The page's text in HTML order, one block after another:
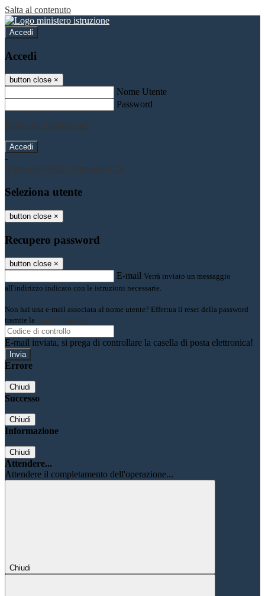
Salta al contenuto
Accedi
Accedi
button close ×
Nome Utente
Password
Password dimenticata?
-
Entra con SPID
Entra con CIE
Seleziona utente
button close ×
Recupero password
button close ×
E-mail Verrà inviato un messaggio
all'indirizzo indicato con le istruzioni necessarie.
Non hai una e-mail associata al nome utente? Effettua il reset della password
tramite la Login Spaggiari
E-mail inviata, si prega di controllare la casella di posta elettronica!
Errore
Chiudi
Successo
Chiudi
Informazione
Chiudi
Attendere...
Attendere il completamento dell'operazione...
Chiudi